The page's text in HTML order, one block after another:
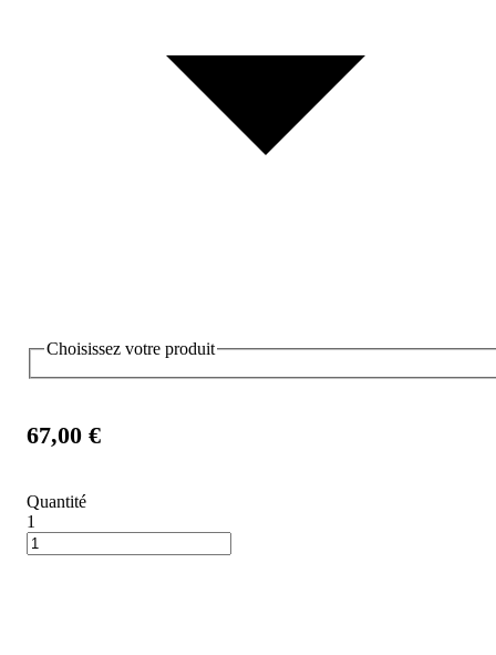
Choisissez votre produit
67,00 €
Quantité
1